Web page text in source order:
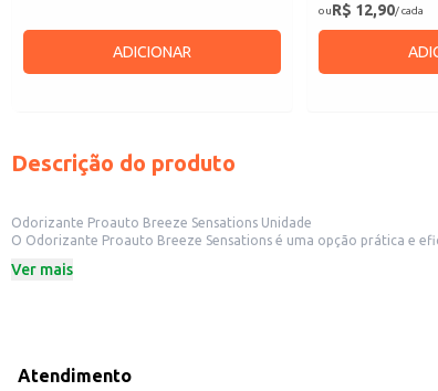
ADICIONAR
ouR$ 12,90/ cada
Descrição do produto
Odorizante Proauto Breeze Sensations Unidade
O Odorizante Proauto Breeze Sensations é uma opção prática e eficiente para perfumar diversos ambientes. Sua formulação proporciona
gasolina e outros comércios varejistas.
O Odorizante Proauto Breeze Sensations oferece uma solução
uma experiência sensorial positiva.
Ver mais
Atendimento